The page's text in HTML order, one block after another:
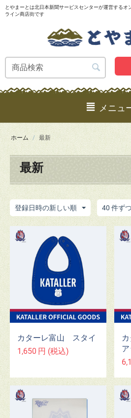
とやまーとは北日本新聞サービスセンターが運営するオ
ライン商店街です
メニュ
ホーム / 最新
最新
登録日時の新しい順 40 件ず
カターレ富山 スタイ
1,650 円 (税込)